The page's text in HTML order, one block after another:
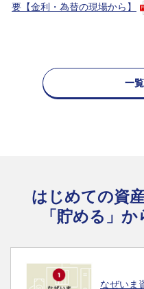
要【金利・為替の現場から】
一
はじめての資
「貯める」か
なぜいま